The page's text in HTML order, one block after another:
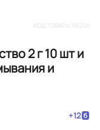
2 г 10 шт и
и
+12